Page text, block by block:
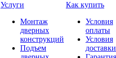
Услуги
Монтаж
дверных
конструкций
Подъем
Как купить
Условия
оплаты
Условия
доставки